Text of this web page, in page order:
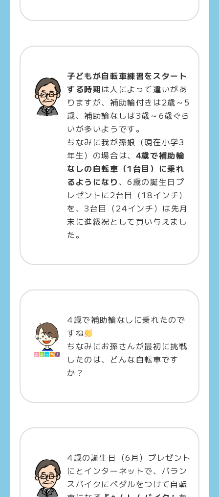
子どもが自転車練習をスタート
する時期は人によって違いがあ
りますが、補助輪付きは2歳～5
歳、補助輪なしは3歳～6歳ぐら
いが多いようです。
ちなみに我が孫娘（現在小学3
年生）の場合は、 4歳で補助輪
なしの自転車（1台目）に乗れ
るようになり 、6歳の誕生日プ
レゼントに2台目（18インチ）
を、3台目（24インチ）は先月
末に進級祝として買い与えまし
た。
4歳で補助輪なしに乗れたので
すね
ちなみにお孫さんが最初に挑戦
したのは、どんな自転車です
か？
4歳の誕生日（6月）プレゼント
にとインターネットで、バラン
スバイクにペダルをつけて自転